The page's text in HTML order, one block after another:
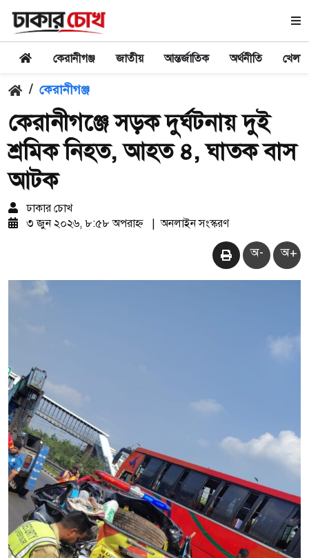
কেরানীগঞ্জ জাতীয় আন্তর্জাতিক অর্থনীতি খেলা
/ কেরানীগঞ্জ
কেরানীগঞ্জে সড়ক দুর্ঘটনায় দুই
শ্রমিক নিহত, আহত ৪, ঘাতক বাস
আটক
ঢাকার চোখ
৩ জুন ২০২৬, ৮:৫৮ অপরাহ্ন
অনলাইন সংস্করণ
অ- অ+